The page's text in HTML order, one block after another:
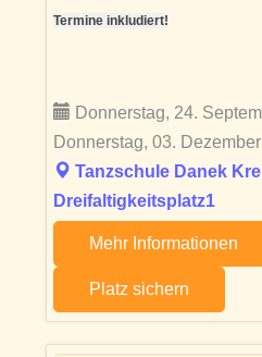
Termine inkludiert!
Donnerstag, 24.
Donnerstag, 03.
Tanzschule Danek
Dreifaltigkeitsplatz1
Mehr Informationen
Platz sichern